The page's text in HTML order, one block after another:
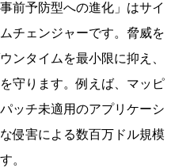
前予防型への進化」はサイ
チェンジャーです。脅威を
ンタイムを最小限に抑え、
守ります。例えば、マッピ
ッチ未適用のアプリケーシ
侵害による数百万ドル規模
。